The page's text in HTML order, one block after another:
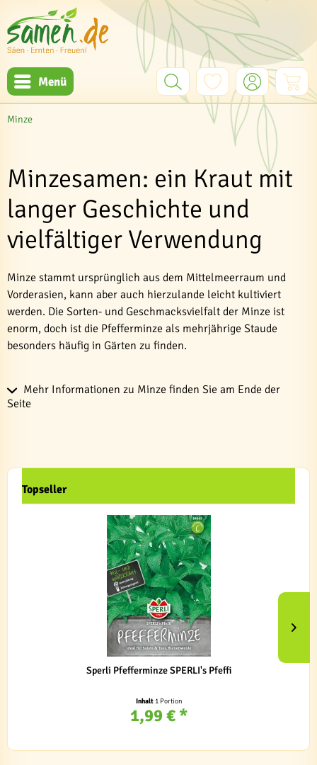
Menü
Minze
Minzesamen: ein Kraut mit
langer Geschichte und
vielfältiger Verwendung
Minze stammt ursprünglich aus dem Mittelmeerraum und
Vorderasien, kann aber auch hierzulande leicht kultiviert
werden. Die Sorten- und Geschmacksvielfalt der Minze ist
enorm, doch ist die Pfefferminze als mehrjährige Staude
besonders häufig in Gärten zu finden.
Mehr Informationen zu Minze finden Sie am Ende der
Seite
Topseller
Sperli Pfefferminze SPERLI's Pfeffi
Inhalt 1 Portion
1,99 € *